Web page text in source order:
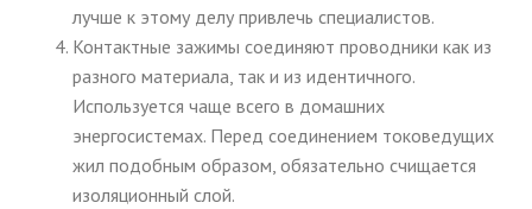
лучше к этому делу привлечь специалистов.
Контактные зажимы соединяют проводники как из
разного материала, так и из идентичного.
Используется чаще всего в домашних
энергосистемах. Перед соединением токоведущих
жил подобным образом, обязательно счищается
изоляционный слой.